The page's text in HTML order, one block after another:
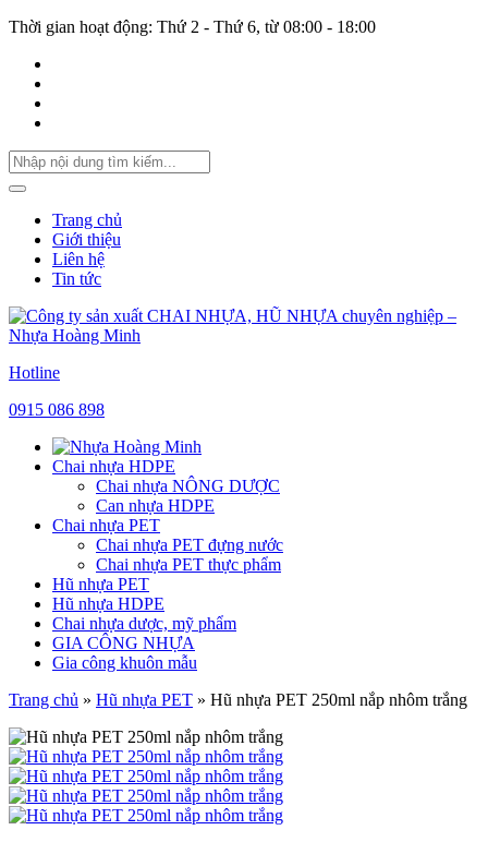
Thời gian hoạt động: Thứ 2 - Thứ 6, từ 08:00 - 18:00
Trang chủ
Giới thiệu
Liên hệ
Tin tức
Hotline
0915 086 898
Chai nhựa HDPE
Chai nhựa NÔNG DƯỢC
Can nhựa HDPE
Chai nhựa PET
Chai nhựa PET đựng nước
Chai nhựa PET thực phẩm
Hũ nhựa PET
Hũ nhựa HDPE
Chai nhựa dược, mỹ phẩm
GIA CÔNG NHỰA
Gia công khuôn mẫu
Trang chủ » Hũ nhựa PET » Hũ nhựa PET 250ml nắp nhôm trắng